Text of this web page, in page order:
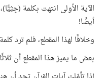
الآية الأولى انتهت بكلمة
أيضًا!
وخلافًا لهذا المقطع، فلم ترد
بعض ما يميز هذا المقطع أن